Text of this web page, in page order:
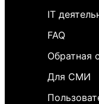
IT
FAQ
Обратная
Для СМИ